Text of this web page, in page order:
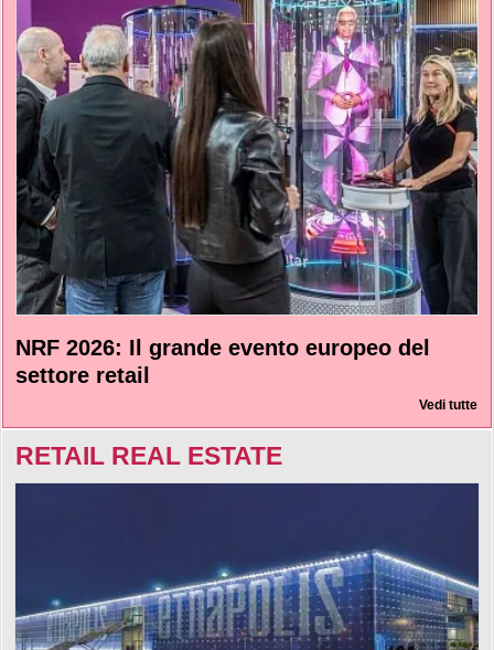
NRF 2026: Il grande evento europeo del
settore retail
Vedi tutte
RETAIL REAL ESTATE